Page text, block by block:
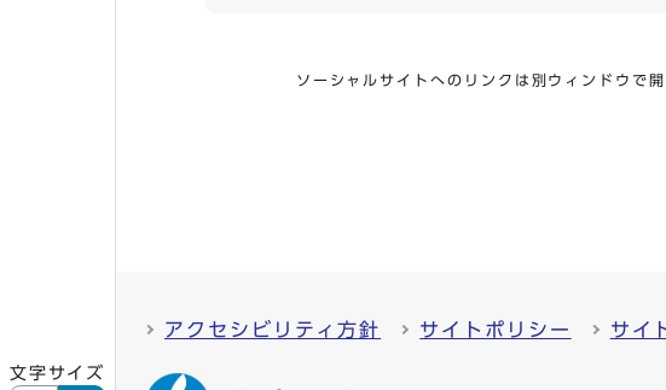
文字サイズ
ソーシャルサイトへのリンクは別ウィンドウで開
アクセシビリティ方針 サイトポリシー サイ